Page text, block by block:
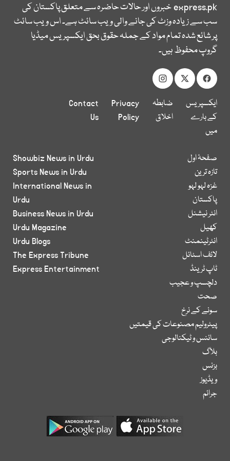
express.pkخبروں اور حالات حاضرہ سے متعلق پاکستان کی
سب سے زیادہ وزٹ کی جانے والی ویب سائٹ ہے۔ اس ویب سائٹ
پر شائع شدہ تمام مواد کے جملہ حقوق بحق ایکسپریس میڈیا
گروپ محفوظ ہیں۔
ایکسپریس
کے بارے
میں
ضابطہ
اخلاق
Privacy
Policy
Contact
Us
صفحۂ اول
تازہ ترین
غزہ لہو لہو
پاکستان
انٹر نیشنل
کھیل
انٹرٹینمنٹ
لائف اسٹائل
ٹاپ ٹرینڈ
دلچسپ و عجیب
صحت
سونے کے نرخ
پیٹرولیم مصنوعات کی قیمتیں
سائنس و ٹیکنالوجی
بلاگ
بزنس
ویڈیوز
جرائم
Showbiz News in Urdu
Sports News in Urdu
International News in
Urdu
Business News in Urdu
Urdu Magazine
Urdu Blogs
The Express Tribune
Express Entertainment